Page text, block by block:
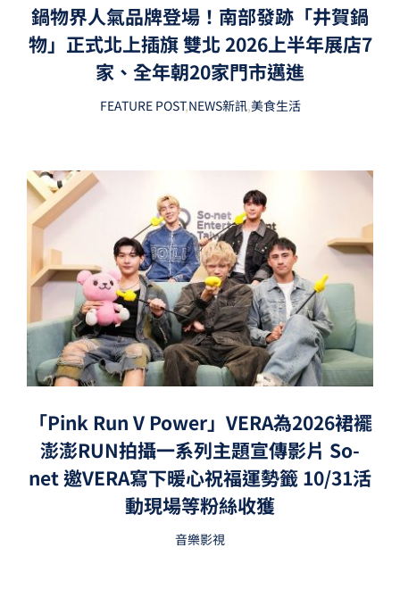
鍋物界人氣品牌登場！南部發跡「井賀鍋
物」正式北上插旗 雙北 2026上半年展店7
家、全年朝20家門市邁進
FEATURE POST,NEWS新訊,美食生活
「Pink Run V Power」VERA為2026裙襬
澎澎RUN拍攝一系列主題宣傳影片 So-
net 邀VERA寫下暖心祝福運勢籤 10/31活
動現場等粉絲收獲
音樂影視